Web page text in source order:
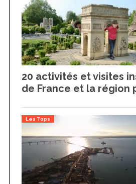
20 activités et visites
de France et la région
Les Tops